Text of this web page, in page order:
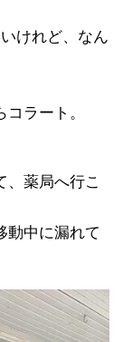
けれど、なん
ラート。
、薬局へ行こ
動中に漏れて